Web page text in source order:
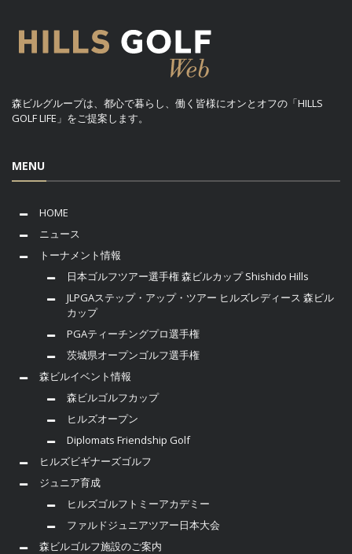
森ビルグループは、都心で暮らし、働く皆様にオンとオフの「HILLS
GOLF LIFE」をご提案します。
MENU
HOME
ニュース
トーナメント情報
日本ゴルフツアー選手権 森ビルカップ Shishido Hills
JLPGAステップ・アップ・ツアー ヒルズレディース 森ビル
カップ
PGAティーチングプロ選手権
茨城県オープンゴルフ選手権
森ビルイベント情報
森ビルゴルフカップ
ヒルズオープン
Diplomats Friendship Golf
ヒルズビギナーズゴルフ
ジュニア育成
ヒルズゴルフトミーアカデミー
ファルドジュニアツアー日本大会
森ビルゴルフ施設のご案内